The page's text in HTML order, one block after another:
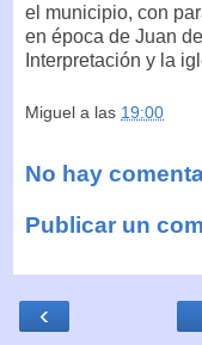
el municipio, con
en época de Juan
Interpretación y la
Miguel a las 19:00
No hay
Publicar un
‹